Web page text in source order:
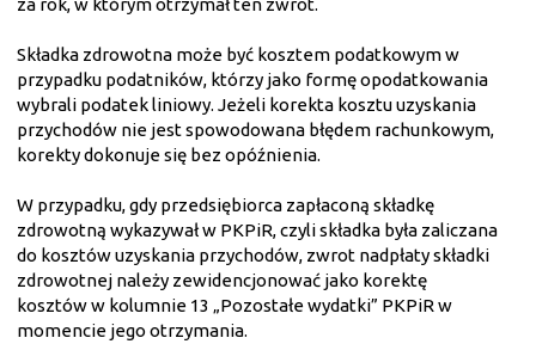
za rok, w którym otrzymał ten zwrot.
Składka zdrowotna może być kosztem podatkowym w
przypadku podatników, którzy jako formę opodatkowania
wybrali podatek liniowy. Jeżeli korekta kosztu uzyskania
przychodów nie jest spowodowana błędem rachunkowym,
korekty dokonuje się bez opóźnienia.
W przypadku, gdy przedsiębiorca zapłaconą składkę
zdrowotną wykazywał w PKPiR, czyli składka była zaliczana
do kosztów uzyskania przychodów, zwrot nadpłaty składki
zdrowotnej należy zewidencjonować jako korektę
kosztów w kolumnie 13 „Pozostałe wydatki” PKPiR w
momencie jego otrzymania.